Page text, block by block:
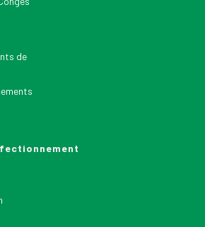
de